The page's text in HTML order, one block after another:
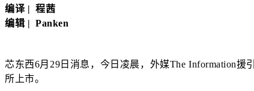
编译 | 程茜
编辑 | Panken
芯东西6月29日消息，今日凌晨，外媒The Information
所上市。